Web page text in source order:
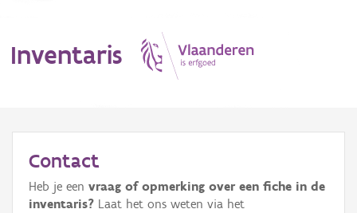
Inventaris
Erfgoedobject
Contact
Heb je een vraag of opmerking over een fiche in de
inventaris? Laat het ons weten via het